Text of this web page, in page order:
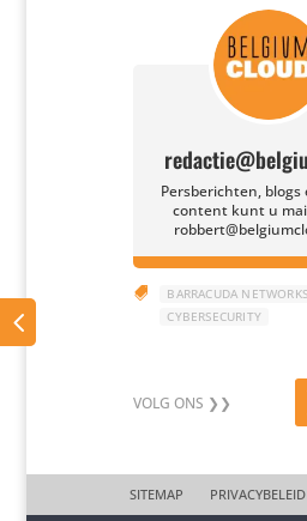
Persberichten, blogs
content kunt u

BARRACUDA NETWORKS
CYBERSECURITY
SITEMAP PRIVACYBELEID